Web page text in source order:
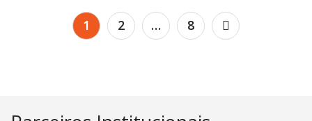
Navegação
1 2 … 8